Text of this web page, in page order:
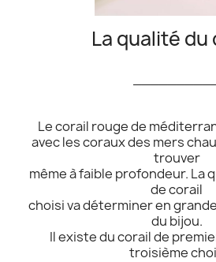
La qualité du
Le corail rouge de
avec les coraux des mers
trouver
même à faible profondeur. La
de corail
choisi va déterminer en
du bijou.
Il existe du corail de
troisième